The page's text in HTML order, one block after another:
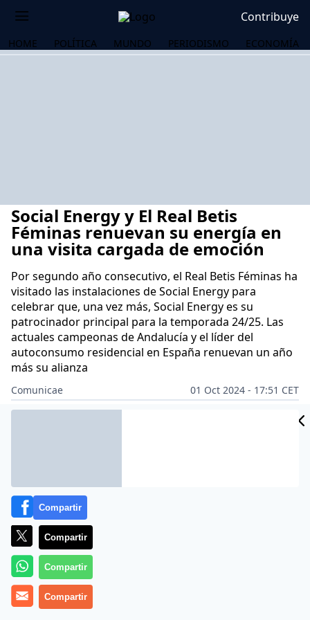
Contribuye
HOME POLÍTICA MUNDO PERIODISMO ECONOMÍA
Social Energy y El Real Betis
Féminas renuevan su energía en
una visita cargada de emoción
Por segundo año consecutivo, el Real Betis Féminas ha
visitado las instalaciones de Social Energy para
celebrar que, una vez más, Social Energy es su
patrocinador principal para la temporada 24/25. Las
actuales campeonas de Andalucía y el líder del
autoconsumo residencial en España renuevan un año
más su alianza
Comunicae
01 Oct 2024 - 17:51 CET
Archivado en:
Compartir
Compartir
Compartir
Compartir